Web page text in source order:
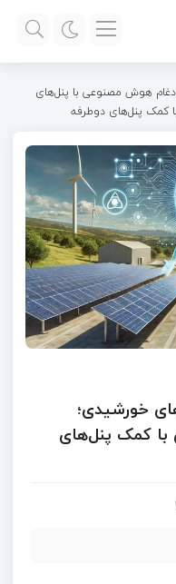
هوش مصنوعی با پنل‌های
خورشیدی؛
با کمک پنل‌های